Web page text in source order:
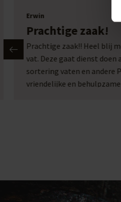
Erwin
Prachtige zaak!
Prachtige zaak!! Heel blij
vat. Deze gaat dienst doen
sortering vaten en andere
vriendelijke en